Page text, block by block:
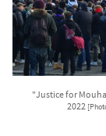
"Justice for
2022